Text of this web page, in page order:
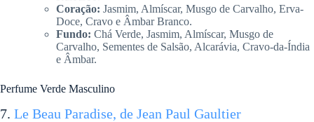
Coração: Jasmim, Almíscar, Musgo de Carvalho, Erva-
Doce, Cravo e Âmbar Branco.
Fundo: Chá Verde, Jasmim, Almíscar, Musgo de
Carvalho, Sementes de Salsão, Alcarávia, Cravo-da-Índia
e Âmbar.
Perfume Verde Masculino
7. Le Beau Paradise, de Jean Paul Gaultier